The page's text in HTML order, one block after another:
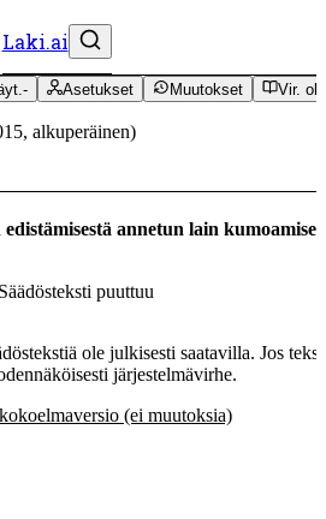
Laki.ai
- Asetukset Muutokset Vir.
, alkuperäinen)
annetun lain
Säädösteksti puuttuu
ole julkisesti saatavilla. Jos
järjestelmävirhe.
(ei muutoksia)